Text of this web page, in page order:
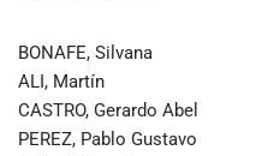
BONAFE, Silvana
ALI, Martín
CASTRO, Gerardo Abel
PEREZ, Pablo Gustavo